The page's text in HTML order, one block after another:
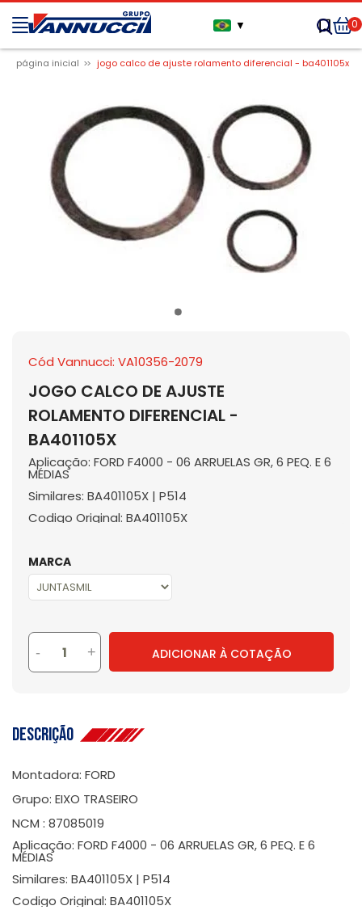
▼ 0
página inicial jogo calco de ajuste rolamento diferencial - ba401105x
Cód Vannucci: VA10356-2079
JOGO CALCO DE AJUSTE
ROLAMENTO DIFERENCIAL -
BA401105X
Aplicação: FORD F4000 - 06 ARRUELAS GR, 6 PEQ. E 6
MÉDIAS
Similares: BA401105X | P514
Codigo Original: BA401105X
MARCA
- + ADICIONAR À COTAÇÃO
Descrição
Montadora: FORD
Grupo: EIXO TRASEIRO
NCM : 87085019
Aplicação: FORD F4000 - 06 ARRUELAS GR, 6 PEQ. E 6
MÉDIAS
Similares: BA401105X | P514
Codigo Original: BA401105X